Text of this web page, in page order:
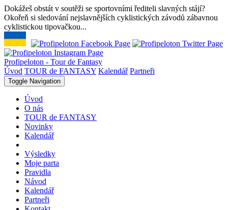
Dokážeš obstát v soutěži se sportovními řediteli slavných stájí?
Okořeň si sledování nejslavnějších cyklistických závodů zábavnou
cyklistickou tipovačkou...
Profipeloton - Tour de Fantasy
Úvod TOUR de FANTASY Kalendář Partneři
Toggle Navigation
Úvod
O nás
TOUR de FANTASY
Novinky
Kalendář
Výsledky
Moje parta
Pravidla
Návod
Kalendář
Partneři